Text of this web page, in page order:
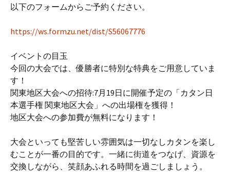
以下のフォームからご予約ください。
https://ws.formzu.net/dist/S56067776
イベントの目玉
今回の大会では、優勝者に特別な特典をご用意していま
す！
関東地区大会への招待:7月19日に開催予定の「カタン日
本選手権 関東地区大会」への出場権を獲得！
地区大会への参加費が無料になります！
大会といっても堅苦しい雰囲気は一切なしカタンを楽し
むことが一番の目的です。一緒に街道をつなげ、資源を
交換しながら、笑顔あふれる時間を過ごしましょう。